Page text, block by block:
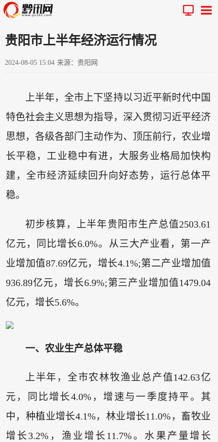
贵阳市上半年经济运行情况
2024-08-05 15:04 来源：贵阳网
上半年，全市上下坚持以习近平新时代中国
特色社会主义思想为指导，深入贯彻习近平经济
思想，各级各部门主动作为、顶压前行，农业增
长平稳，工业稳中有进，大服务业格局加快构
建，全市经济延续回升向好态势，运行总体平
稳。
初步核算，上半年贵阳市生产总值2503.61
亿元，同比增长6.0%。从三大产业看，第一产
业增加值87.69亿元，增长4.1%;第二产业增加值
936.89亿元，增长6.9%;第三产业增加值1479.04
亿元，增长5.6%。
一、农业生产总体平稳
上半年，全市农林牧渔业总产值142.63亿
元，同比增长4.0%，增速与一季度持平。其
中，种植业增长4.1%，林业增长11.0%，畜牧业
增长3.2%，渔业增长11.7%。水果产量增长